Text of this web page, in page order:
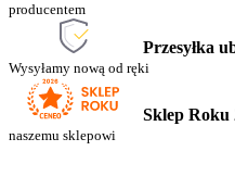
producentem
Przesyłka
Wysyłamy nową od ręki
Sklep Roku
naszemu sklepowi